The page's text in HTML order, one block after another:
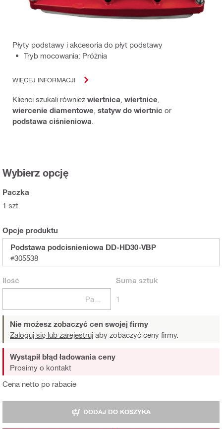
Płyty podstawy i akcesoria do płyt podstawy
Tryb mocowania: Próżnia
WIĘCEJ INFORMACJI
Klienci szukali również wiertnica wiertnice
wiercenie diamentowe statyw do wiertnic or
podstawa ciśnieniowa
Wybierz opcję
Paczka
1 szt.
Opcje produktu
Podstawa podcisnieniowa DD-HD30-VBP
#305538
Ilość Suma sztuk
1
Nie możesz zobaczyć cen swojej firmy
Zaloguj się lub zarejestruj aby zobaczyć ceny firmy.
Cena netto po rabacie
Wystąpił błąd ładowania ceny
Prosimy o kontakt
DODAJ DO KOSZYKA